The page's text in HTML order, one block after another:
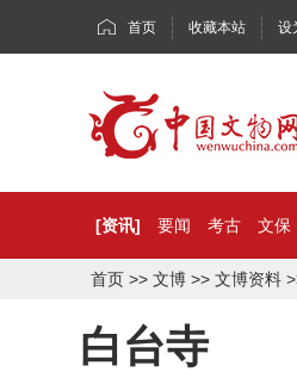
首页 收藏本站 设
[资讯] 要闻 考古 文保
首页 >> 文博 >> 文博资料
白台寺